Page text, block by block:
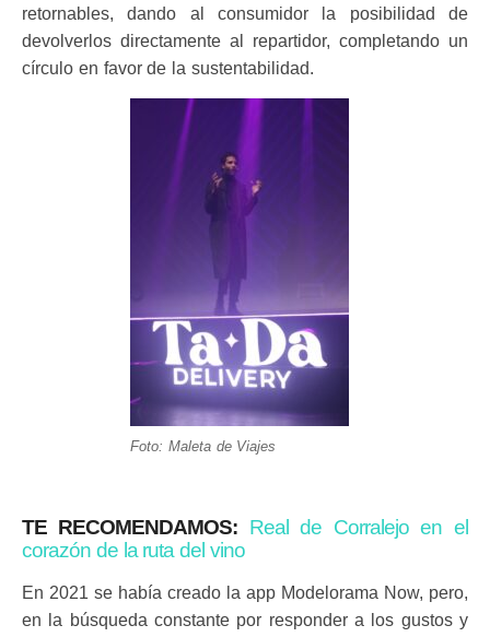
retornables, dando al consumidor la posibilidad de
devolverlos directamente al repartidor, completando un
círculo en favor de la sustentabilidad.
Foto: Maleta de Viajes
TE RECOMENDAMOS: Real de Corralejo en el
corazón de la ruta del vino
En 2021 se había creado la app Modelorama Now, pero,
en la búsqueda constante por responder a los gustos y